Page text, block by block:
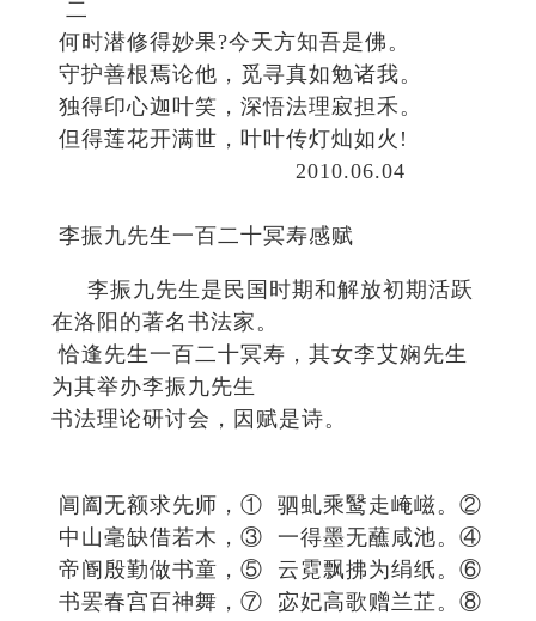
二
何时潜修得妙果?今天方知吾是佛。
守护善根焉论他，觅寻真如勉诸我。
独得印心迦叶笑，深悟法理寂担禾。
但得莲花开满世，叶叶传灯灿如火!
2010.06.04
李振九先生一百二十冥寿感赋
李振九先生是民国时期和解放初期活跃
在洛阳的著名书法家。
恰逢先生一百二十冥寿，其女李艾娴先生
为其举办李振九先生
书法理论研讨会，因赋是诗。
阊阖无额求先师，① 驷虬乘鹥走崦嵫。②
中山毫缺借若木，③ 一得墨无蘸咸池。④
帝阍殷勤做书童，⑤ 云霓飘拂为绢纸。⑥
书罢春宫百神舞，⑦ 宓妃高歌赠兰芷。⑧